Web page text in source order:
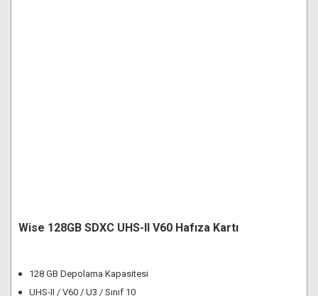
Wise 128GB SDXC UHS-II V60 Hafıza Kartı
128 GB Depolama Kapasitesi
UHS-II / V60 / U3 / Sınıf 10